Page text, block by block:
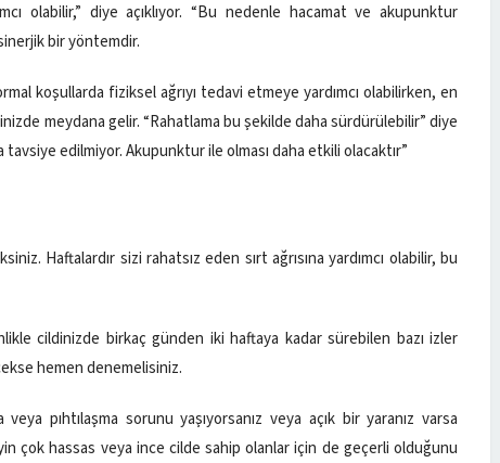
olabilir,” diye açıklıyor. “Bu nedenle hacamat ve akupunktur
bir yöntemdir.
koşullarda fiziksel ağrıyı tedavi etmeye yardımcı olabilirken, en
meydana gelir. “Rahatlama bu şekilde daha sürdürülebilir” diye
edilmiyor. Akupunktur ile olması daha etkili olacaktır”
Haftalardır sizi rahatsız eden sırt ağrısına yardımcı olabilir, bu
cildinizde birkaç günden iki haftaya kadar sürebilen bazı izler
hemen denemelisiniz.
veya pıhtılaşma sorunu yaşıyorsanız veya açık bir yaranız varsa
çok hassas veya ince cilde sahip olanlar için de geçerli olduğunu